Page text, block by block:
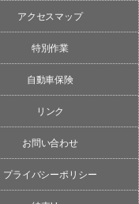
アクセスマップ
特別作業
自動車保険
リンク
お問い合わせ
プライバシーポリシー